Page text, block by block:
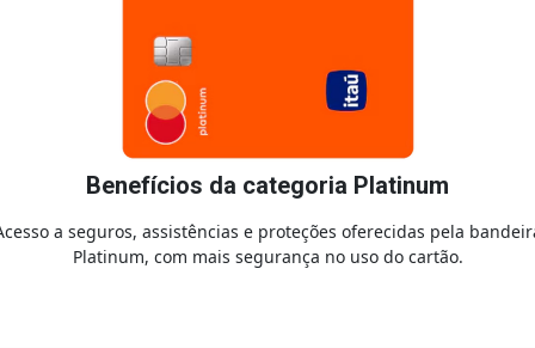
Benefícios da categoria Platinum
a seguros, assistências e proteções oferecidas pela
Platinum, com mais segurança no uso do cartão.